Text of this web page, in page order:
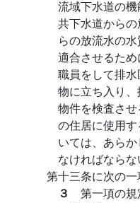
流域下水道の
共下水道から
らの放流水の
適合させるた
職員をして排
物に立ち入り
物件を検査さ
の住居に使用
いては、あら
なければならな
第十三条に次の一
３ 第一項の規